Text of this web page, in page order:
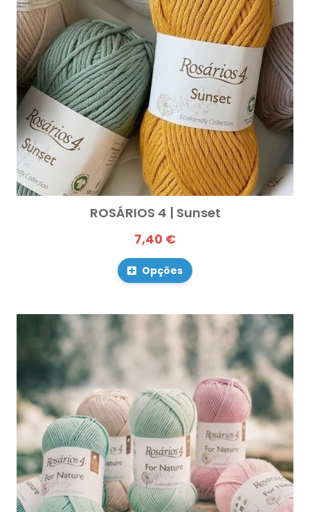
ROSÁRIOS 4 | Sunset
7,40 €
Opções